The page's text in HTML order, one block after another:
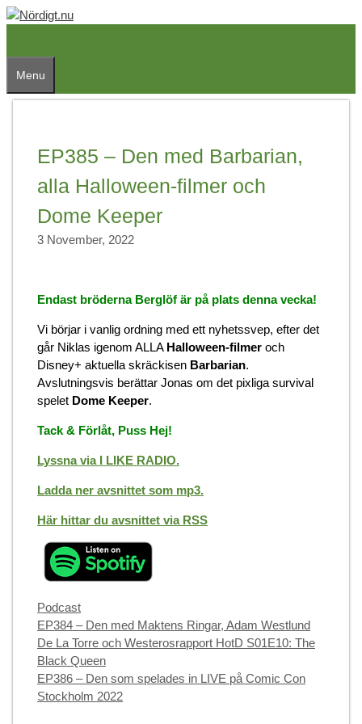
Skip
Menu
EP385 – Den med Barbarian,
alla Halloween-filmer och
Dome Keeper
3 November, 2022
Endast bröderna Berglöf är på plats denna vecka!
Vi börjar i vanlig ordning med ett nyhetssvep, efter det
går Niklas igenom ALLA Halloween-filmer och
Disney+ aktuella skräckisen Barbarian.
Avslutningsvis berättar Jonas om det pixliga survival
spelet Dome Keeper.
Tack & Förlåt, Puss Hej!
Lyssna via I LIKE RADIO.
Ladda ner avsnittet som mp3.
Här hittar du avsnittet via RSS
Categories
Podcast
EP384 – Den med Maktens Ringar, Adam Westlund
De La Torre och Westerosrapport HotD S01E10: The
Black Queen
EP386 – Den som spelades in LIVE på Comic Con
Stockholm 2022